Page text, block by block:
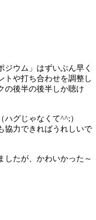
ウム」はずいぶん早く
トや打ち合わせを調整し
の後半の後半しか聴け
グじゃなくて^^;）
協力できればうれしいで
たが、かわいかった～